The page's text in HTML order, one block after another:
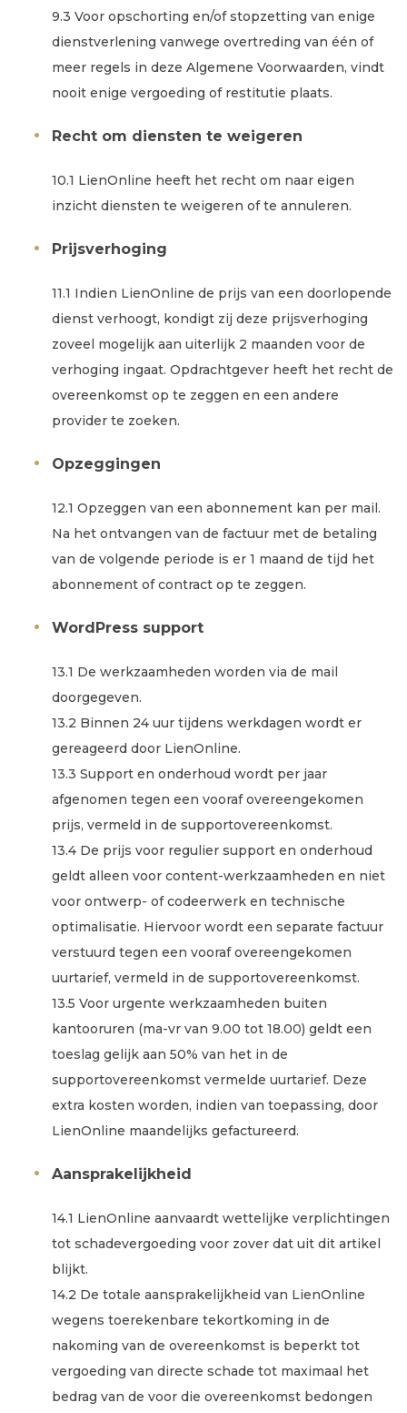
9.3 Voor opschorting en/of stopzetting van enige
dienstverlening vanwege overtreding van één of
meer regels in deze Algemene Voorwaarden, vindt
nooit enige vergoeding of restitutie plaats.
Recht om diensten te weigeren
10.1 LienOnline heeft het recht om naar eigen
inzicht diensten te weigeren of te annuleren.
Prijsverhoging
11.1 Indien LienOnline de prijs van een doorlopende
dienst verhoogt, kondigt zij deze prijsverhoging
zoveel mogelijk aan uiterlijk 2 maanden voor de
verhoging ingaat. Opdrachtgever heeft het recht de
overeenkomst op te zeggen en een andere
provider te zoeken.
Opzeggingen
12.1 Opzeggen van een abonnement kan per mail.
Na het ontvangen van de factuur met de betaling
van de volgende periode is er 1 maand de tijd het
abonnement of contract op te zeggen.
WordPress support
13.1 De werkzaamheden worden via de mail
doorgegeven.
13.2 Binnen 24 uur tijdens werkdagen wordt er
gereageerd door LienOnline.
13.3 Support en onderhoud wordt per jaar
afgenomen tegen een vooraf overeengekomen
prijs, vermeld in de supportovereenkomst.
13.4 De prijs voor regulier support en onderhoud
geldt alleen voor content-werkzaamheden en niet
voor ontwerp- of codeerwerk en technische
optimalisatie. Hiervoor wordt een separate factuur
verstuurd tegen een vooraf overeengekomen
uurtarief, vermeld in de supportovereenkomst.
13.5 Voor urgente werkzaamheden buiten
kantooruren (ma-vr van 9.00 tot 18.00) geldt een
toeslag gelijk aan 50% van het in de
supportovereenkomst vermelde uurtarief. Deze
extra kosten worden, indien van toepassing, door
LienOnline maandelijks gefactureerd.
Aansprakelijkheid
14.1 LienOnline aanvaardt wettelijke verplichtingen
tot schadevergoeding voor zover dat uit dit artikel
blijkt.
14.2 De totale aansprakelijkheid van LienOnline
wegens toerekenbare tekortkoming in de
nakoming van de overeenkomst is beperkt tot
vergoeding van directe schade tot maximaal het
bedrag van de voor die overeenkomst bedongen